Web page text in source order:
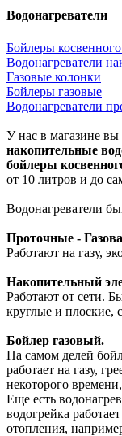
Водонагреватели
Бойлеры косвенного
Водонагреватели
Газовые колонки
Бойлеры газовые
Водонагреватели
У нас в магазине
накопительные
бойлеры
от 10 литров и до
Водонагреватели
Проточные -
Работают на газу,
Накопительный
Работают от сети.
круглые и плоские,
Бойлер газовый.
На самом делей
работает на газу,
некоторого
Еще есть
водогрейка
отопления,